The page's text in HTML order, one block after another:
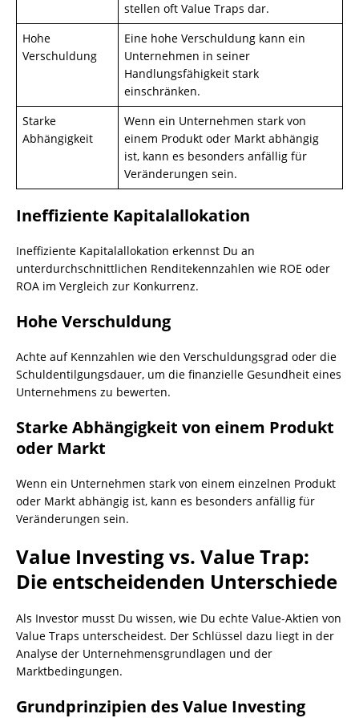
stellen oft Value Traps dar.
Hohe
Verschuldung
Eine hohe Verschuldung kann ein
Unternehmen in seiner
Handlungsfähigkeit stark
einschränken.
Starke
Abhängigkeit
Wenn ein Unternehmen stark von
einem Produkt oder Markt abhängig
ist, kann es besonders anfällig für
Veränderungen sein.
Ineffiziente Kapitalallokation
Ineffiziente Kapitalallokation erkennst Du an
unterdurchschnittlichen Renditekennzahlen wie ROE oder
ROA im Vergleich zur Konkurrenz.
Hohe Verschuldung
Achte auf Kennzahlen wie den Verschuldungsgrad oder die
Schuldentilgungsdauer, um die finanzielle Gesundheit eines
Unternehmens zu bewerten.
Starke Abhängigkeit von einem Produkt
oder Markt
Wenn ein Unternehmen stark von einem einzelnen Produkt
oder Markt abhängig ist, kann es besonders anfällig für
Veränderungen sein.
Value Investing vs. Value Trap:
Die entscheidenden Unterschiede
Als Investor musst Du wissen, wie Du echte Value-Aktien von
Value Traps unterscheidest. Der Schlüssel dazu liegt in der
Analyse der Unternehmensgrundlagen und der
Marktbedingungen.
Grundprinzipien des Value Investing